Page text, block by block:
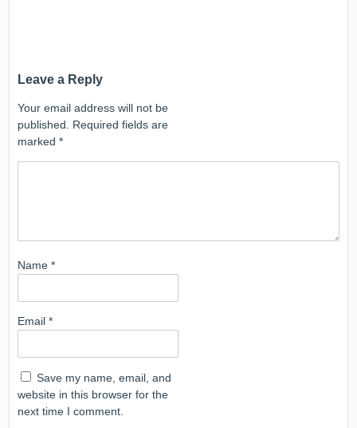
Leave a Reply
Your email address will not be
published.
Required fields are
marked*
Name*
Email*
Save my name, email, and
website in this browser for the
next time I comment.